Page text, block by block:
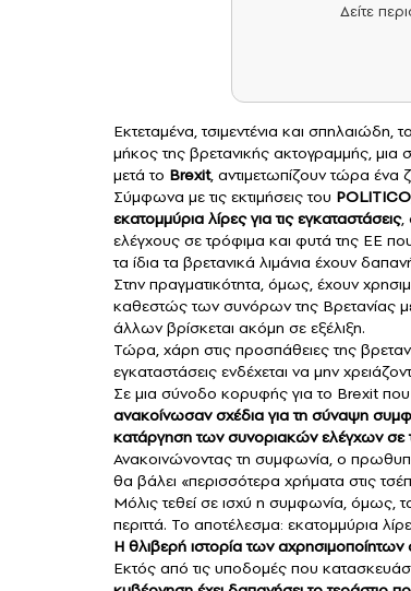
Δείτε
Εκτεταμένα, τσιμεντένια και σπηλαιώδη,
μήκος της βρετανικής ακτογραμμής,
μετά το Brexit, αντιμετωπίζουν τώρα ένα
Σύμφωνα με τις εκτιμήσεις του POLITICO
εκατομμύρια λίρες για τις εγκαταστάσεις,
ελέγχους σε τρόφιμα και φυτά της ΕΕ
τα ίδια τα βρετανικά λιμάνια έχουν
Στην πραγματικότητα, όμως, έχουν
καθεστώς των συνόρων της Βρετανίας
άλλων βρίσκεται ακόμη σε εξέλιξη.
Τώρα, χάρη στις προσπάθειες της
εγκαταστάσεις ενδέχεται να μην
Σε μια σύνοδο κορυφής για το Brexit
ανακοίνωσαν σχέδια για τη σύναψη
κατάργηση των συνοριακών ελέγχων σε
Ανακοινώνοντας τη συμφωνία, ο
θα βάλει «περισσότερα χρήματα στις
Μόλις τεθεί σε ισχύ η συμφωνία, όμως,
περιττά. Το αποτέλεσμα: εκατομμύρια
Η θλιβερή ιστορία των
Εκτός από τις υποδομές που